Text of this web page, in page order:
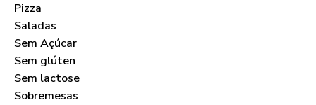
Pizza
Saladas
Sem Açúcar
Sem glúten
Sem lactose
Sobremesas